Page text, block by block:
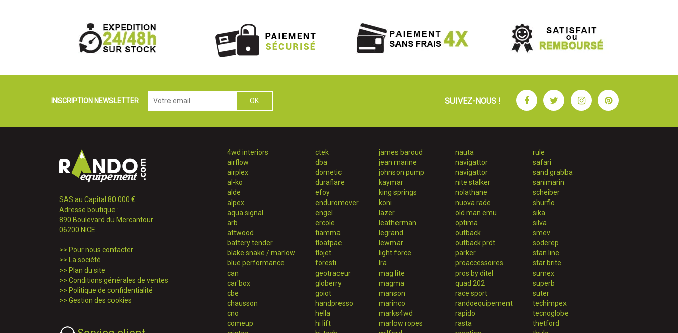
INSCRIPTION NEWSLETTER SUIVEZ-NOUS ! FacebookTwitterInstagramPinterest
SAS au Capital 80 000 €
Adresse boutique :
890 Boulevard du Mercantour
06200 NICE
>> Pour nous contacter
>> La société
>> Plan du site
>> Conditions générales de ventes
>> Politique de confidentialité
>> Gestion des cookies
4wd interiors
airflow
airplex
al-ko
alde
alpex
aqua signal
arb
attwood
battery tender
blake snake / marlow
blue performance
can
car'box
cbe
chausson
cno
comeup
ctek
dba
dometic
duraflare
efoy
enduromover
engel
ercole
fiamma
floatpac
flojet
foresti
geotraceur
globerry
goiot
handpresso
hella
hi lift
james baroud
jean marine
johnson pump
kaymar
king springs
koni
lazer
leatherman
legrand
lewmar
light force
lra
mag lite
magma
manson
marinco
marks4wd
marlow ropes
nauta
navigattor
navigattor
nite stalker
nolathane
nuova rade
old man emu
optima
outback
outback prdt
parker
proaccessoires
pros by ditel
quad 202
race sport
randoequipement
rapido
rasta
rule
safari
sand grabba
sanimarin
scheiber
shurflo
sika
silva
smev
soderep
stan line
star brite
sumex
superb
suter
techimpex
tecnoglobe
thetford